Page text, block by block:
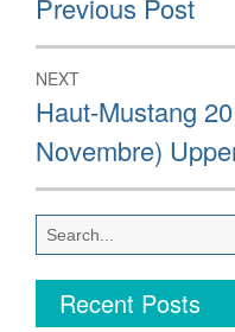
post:
Previous Post
NEXT
Next
post:
Haut-Mustang
Novembre)
Recent Posts